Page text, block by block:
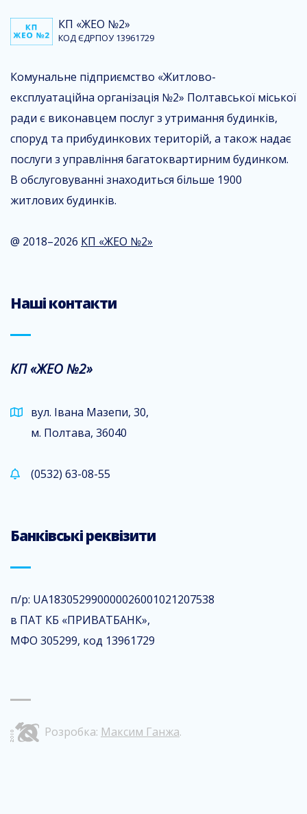
КП «ЖЕО №2»
КОД ЄДРПОУ 13961729
Комунальне підприємство «Житлово-
експлуатаційна організація №2» Полтавської міської
ради є виконавцем послуг з утримання будинків,
споруд та прибудинкових територій, а також надає
послуги з управління багатоквартирним будинком.
В обслуговуванні знаходиться більше 1900
житлових будинків.
@ 2018–2026 КП «ЖЕО №2»
Наші контакти
КП «ЖЕО №2»
вул. Івана Мазепи, 30,
м. Полтава, 36040
(0532) 63-08-55
Банківські реквізити
п/р: UA183052990000026001021207538
в ПАТ КБ «ПРИВАТБАНК»,
МФО 305299, код 13961729
Розробка: Максим Ганжа.